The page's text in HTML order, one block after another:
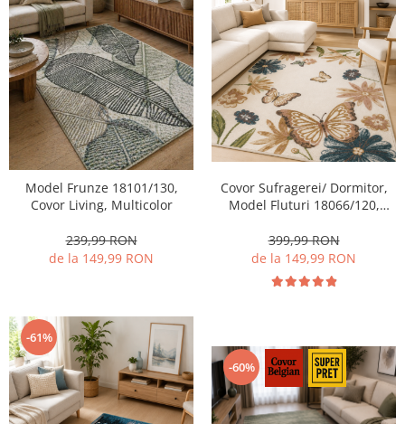
Model Frunze 18101/130,
Covor Living, Multicolor
239,99 RON
de la 149,99 RON
Covor Sufragerei/ Dormitor,
Model Fluturi 18066/120,
399,99 RON
de la 149,99 RON
-61%
-60%